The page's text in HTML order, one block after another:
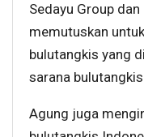
Sedayu Group
memutuskan
bulutangkis yang
sarana
Agung juga